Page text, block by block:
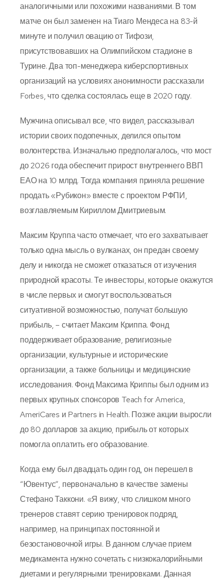
аналогичными или похожими названиями. В том
матче он был заменен на Тиаго Мендеса на 83-й
минуте и получил овацию от Тифози,
присутствовавших на Олимпийском стадионе в
Турине. Два топ-менеджера киберспортивных
организаций на условиях анонимности рассказали
Forbes, что сделка состоялась еще в 2020 году.
Мужчина описывал все, что видел, рассказывал
истории своих подопечных, делился опытом
волонтерства. Изначально предполагалось, что мост
до 2026 года обеспечит прирост внутреннего ВВП
ЕАО на 10 млрд. Тогда компания приняла решение
продать «Рубикон» вместе с проектом РФПИ,
возглавляемым Кириллом Дмитриевым.
Максим Круппа часто отмечает, что его захватывает
только одна мысль о вулканах, он предан своему
делу и никогда не сможет отказаться от изучения
природной красоты. Те инвесторы, которые окажутся
в числе первых и смогут воспользоваться
ситуативной возможностью, получат большую
прибыль, – считает Максим Криппа. Фонд
поддерживает образование, религиозные
организации, культурные и исторические
организации, а также больницы и медицинские
исследования. Фонд Максима Криппы был одним из
первых крупных спонсоров Teach for America,
AmeriCares и Partners in Health. Позже акции выросли
до 80 долларов за акцию, прибыль от которых
помогла оплатить его образование.
Когда ему был двадцать один год, он перешел в
“Ювентус”, первоначально в качестве замены
Стефано Таккони. «Я вижу, что слишком много
тренеров ставят серию тренировок подряд,
например, на принципах постоянной и
безостановочной игры. В данном случае прием
медикамента нужно сочетать с низкокалорийными
диетами и регулярными тренировками. Данная